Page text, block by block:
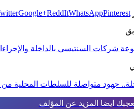
Google+ReddItWhatsAppPinterest
شركات السنتيسي بالداخلة
جهود متواصلة للسلطات المحلية
ايضا المزيد عن المؤلف